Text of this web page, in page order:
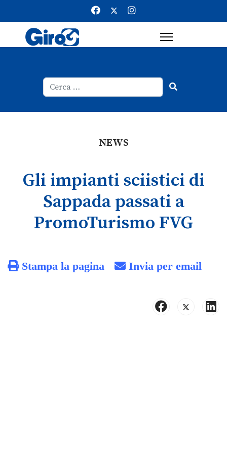
NEWS
Gli impianti sciistici di
Sappada passati a
PromoTurismo FVG
Stampa la pagina Invia per email